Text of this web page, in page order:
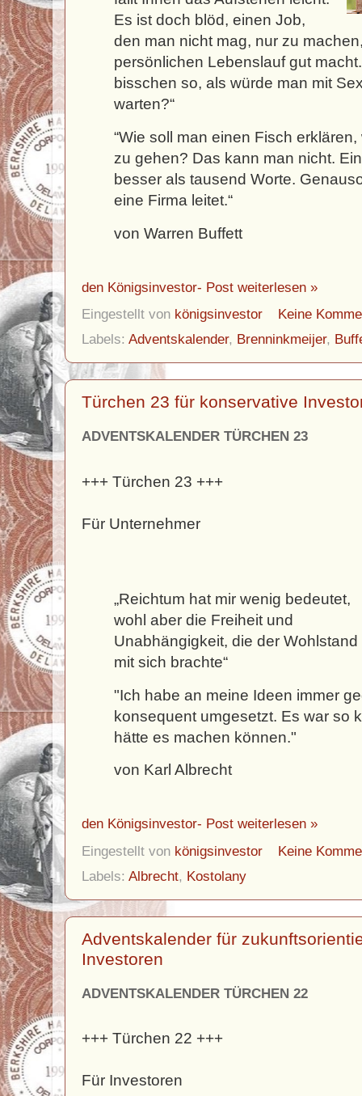
Es ist doch blöd, einen Job,
den man nicht mag, nur zu
persönlichen Lebenslauf gut
bisschen so, als würde man mit
warten?“
“Wie soll man einen Fisch
zu gehen? Das kann man nicht.
besser als tausend Worte.
eine Firma leitet.“
von Warren Buffett
den Königsinvestor- Post weiterlesen »
Eingestellt von königsinvestor
Keine
Labels: Adventskalender, Brenninkmeijer,
Türchen 23 für konservative
ADVENTSKALENDER TÜRCHEN 23
+++ Türchen 23 +++
Für Unternehmer
„Reichtum hat mir wenig bedeutet,
wohl aber die Freiheit und
Unabhängigkeit, die der Wohlstand
mit sich brachte“
"Ich habe an meine Ideen immer
konsequent umgesetzt. Es war so
hätte es machen können."
von Karl Albrecht
den Königsinvestor- Post weiterlesen »
Eingestellt von königsinvestor
Keine
Labels: Albrecht, Kostolany
Adventskalender für
Investoren
ADVENTSKALENDER TÜRCHEN 22
+++ Türchen 22 +++
Für Investoren